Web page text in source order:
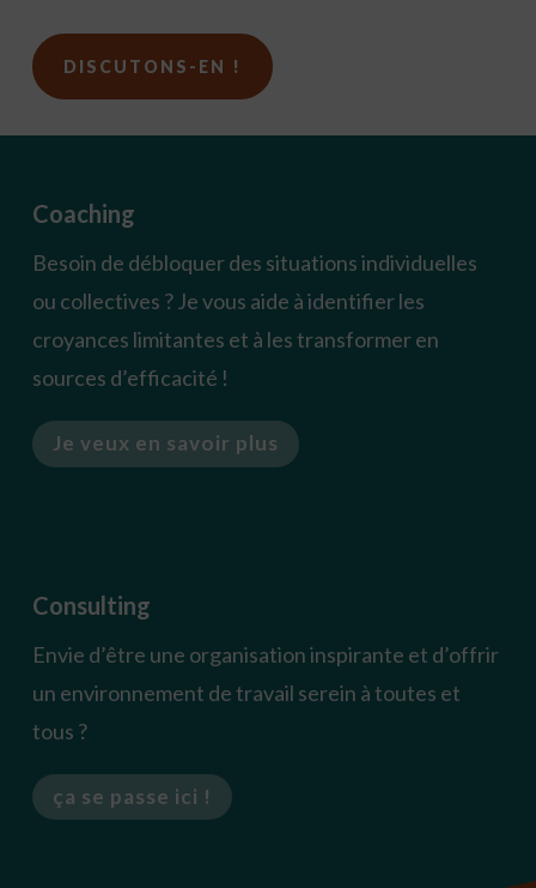
DISCUTONS-EN !
Coaching
Besoin de débloquer des situations individuelles
ou collectives ? Je vous aide à identifier les
croyances limitantes et à les transformer en
sources d’efficacité !
Je veux en savoir plus
Consulting
Envie d’être une organisation inspirante et d’offrir
un environnement de travail serein à toutes et
tous ?
ça se passe ici !